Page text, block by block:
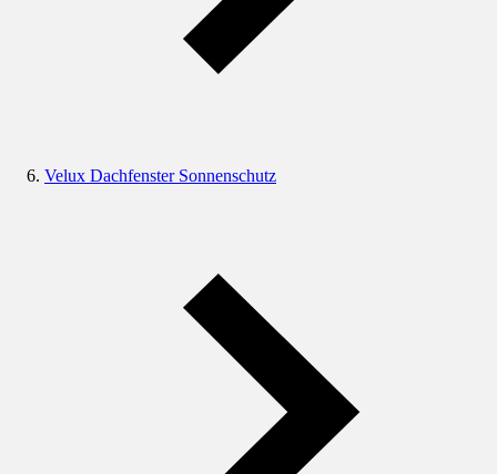
Velux Dachfenster Sonnenschutz